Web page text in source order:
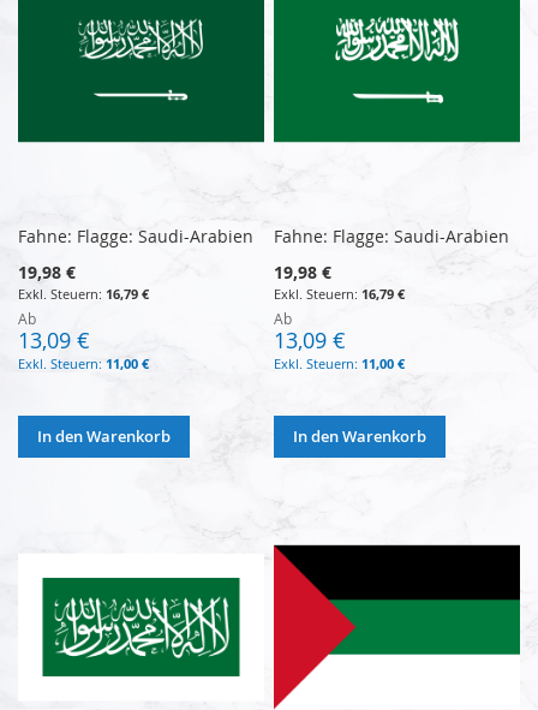
Fahne: Flagge: Saudi-Arabien
19,98 €
16,79 €
Ab
13,09 €
11,00 €
In den Warenkorb
Fahne: Flagge: Saudi-Arabien
19,98 €
16,79 €
Ab
13,09 €
11,00 €
In den Warenkorb